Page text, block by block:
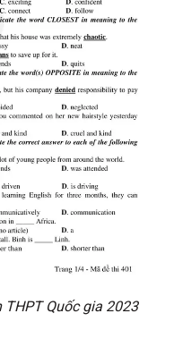
Quốc gia 2023